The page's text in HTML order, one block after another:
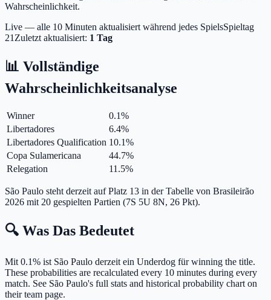
Wahrscheinlichkeit.
Live — alle 10 Minuten aktualisiert während jedes SpielsSpieltag
21 Zuletzt aktualisiert: 1 Tag
📊 Vollständige
Wahrscheinlichkeitsanalyse
Winner 0.1%
Libertadores
6.4%
Libertadores Qualification 10.1%
Copa Sulamericana
44.7%
Relegation
11.5%
São Paulo steht derzeit auf Platz 13 in der Tabelle von Brasileirão
2026 mit 20 gespielten Partien (7S 5U 8N, 26 Pkt).
🔍 Was Das Bedeutet
Mit 0.1% ist São Paulo derzeit ein Underdog für winning the title.
These probabilities are recalculated every 10 minutes during every
match. See São Paulo's full stats and historical probability chart on
their team page.